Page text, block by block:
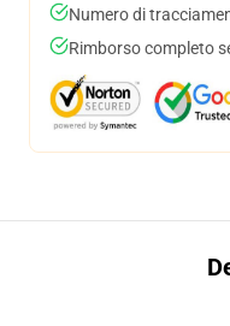
Numero di
Rimborso completo